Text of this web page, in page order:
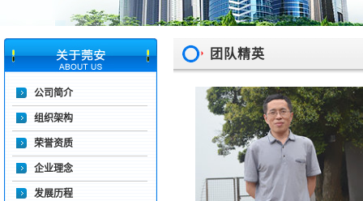
公司简介
组织架构
荣誉资质
企业理念
发展历程
团队精英